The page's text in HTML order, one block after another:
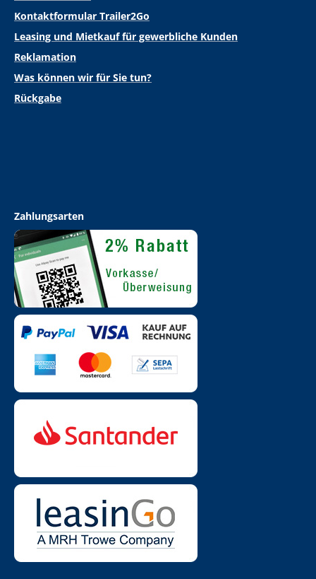
Kontaktformular Trailer2Go
Leasing und Mietkauf für gewerbliche Kunden
Reklamation
Was können wir für Sie tun?
Rückgabe
Zahlungsarten